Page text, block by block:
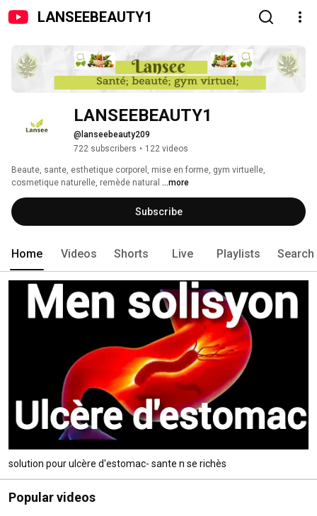
LANSEEBEAUTY1
LANSEEBEAUTY1
@lanseebeauty209
722 subscribers • 122 videos
Beaute, sante, esthetique corporel, mise en forme, gym virtuelle,
cosmetique naturelle, remède natural ...more
Subscribe
Home Videos Shorts Live Playlists Search
solution pour ulcère d'estomac- sante n se richès
Popular videos